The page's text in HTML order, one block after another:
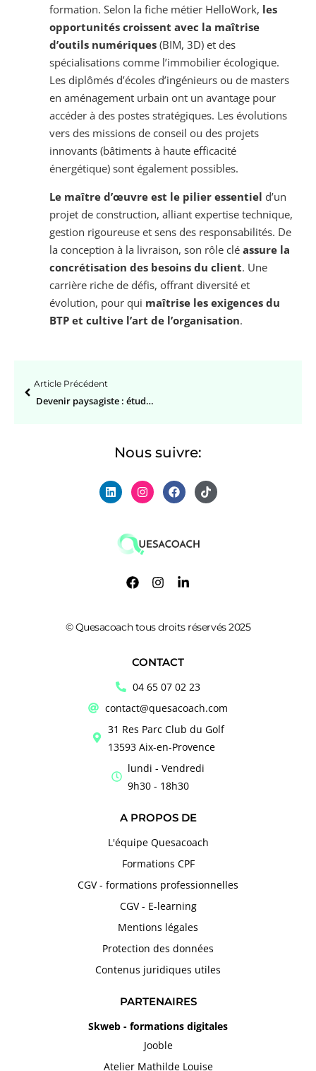
formation. Selon la fiche métier HelloWork, les
opportunités croissent avec la maîtrise
d’outils numériques (BIM, 3D) et des
spécialisations comme l’immobilier écologique.
Les diplômés d’écoles d’ingénieurs ou de masters
en aménagement urbain ont un avantage pour
accéder à des postes stratégiques. Les évolutions
vers des missions de conseil ou des projets
innovants (bâtiments à haute efficacité
énergétique) sont également possibles.
Le maître d’œuvre est le pilier essentiel d’un
projet de construction, alliant expertise technique,
gestion rigoureuse et sens des responsabilités. De
la conception à la livraison, son rôle clé assure la
concrétisation des besoins du client. Une
carrière riche de défis, offrant diversité et
évolution, pour qui maîtrise les exigences du
BTP et cultive l’art de l’organisation.
Article Précédent
Devenir paysagiste : études, salaire et reconversion pro
Nous suivre:
© Quesacoach tous droits réservés 2025
CONTACT
04 65 07 02 23
contact@quesacoach.com
31 Res Parc Club du Golf
13593 Aix-en-Provence
lundi - Vendredi
9h30 - 18h30
A PROPOS DE
L'équipe Quesacoach
Formations CPF
CGV - formations professionnelles
CGV - E-learning
Mentions légales
Protection des données
Contenus juridiques utiles
PARTENAIRES
Skweb - formations digitales
Jooble
Atelier Mathilde Louise